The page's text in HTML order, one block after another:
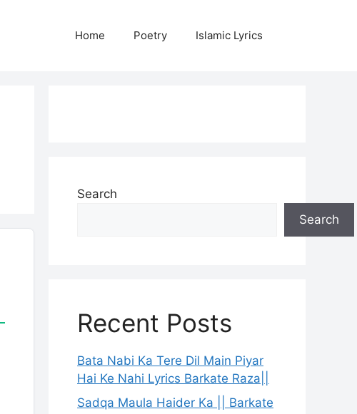
Home Poetry Islamic Lyrics
Search
Search
Recent Posts
Bata Nabi Ka Tere Dil Main Piyar
Hai Ke Nahi Lyrics Barkate Raza||
Sadqa Maula Haider Ka || Barkate